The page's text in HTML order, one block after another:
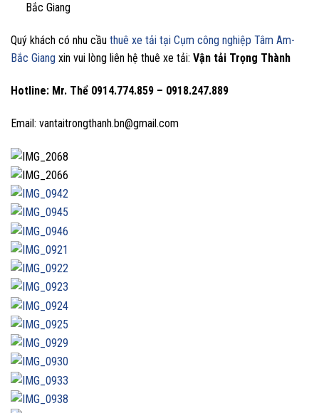
Bắc Giang
Quý khách có nhu cầu thuê xe tải tại Cụm công nghiệp Tâm Am-
Bắc Giang xin vui lòng liên hệ thuê xe tải: Vận tải Trọng Thành
Hotline: Mr. Thể 0914.774.859 – 0918.247.889
Email: vantaitrongthanh.bn@gmail.com